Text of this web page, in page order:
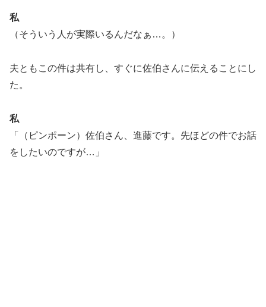
私
（そういう人が実際いるんだなぁ…。）
夫ともこの件は共有し、すぐに佐伯さんに伝えることにし
た。
私
「（ピンポーン）佐伯さん、進藤です。先ほどの件でお話
をしたいのですが…」